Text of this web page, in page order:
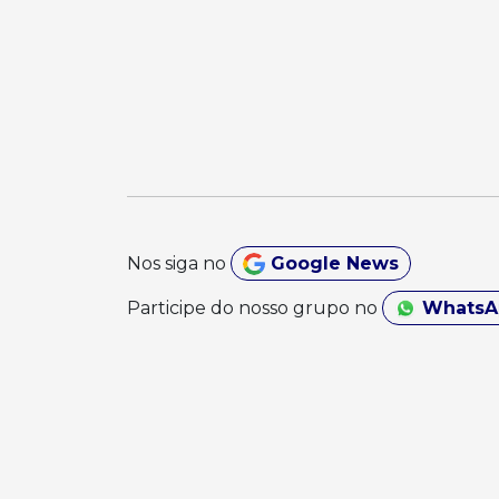
Nos siga no Google News
Participe do nosso grupo no